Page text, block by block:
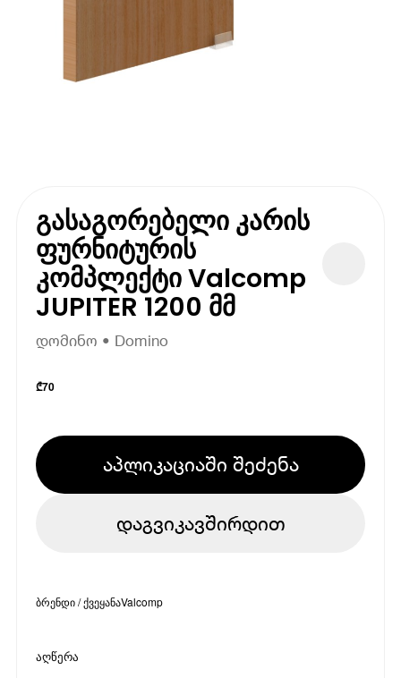
გასაგორებელი კარის
ფურნიტურის
კომპლექტი Valcomp
JUPITER 1200 მმ
დომინო • Domino
₾70
აპლიკაციაში შეძენა
დაგვიკავშირდით
ბრენდი / ქვეყანაValcomp
აღწერა